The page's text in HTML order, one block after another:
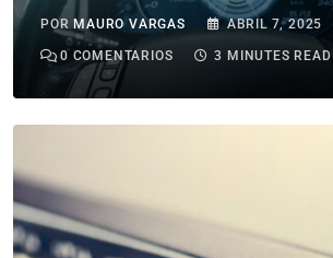
POR MAURO VARGAS ABRIL 7, 2025
0 COMENTARIOS 3 MINUTES READ